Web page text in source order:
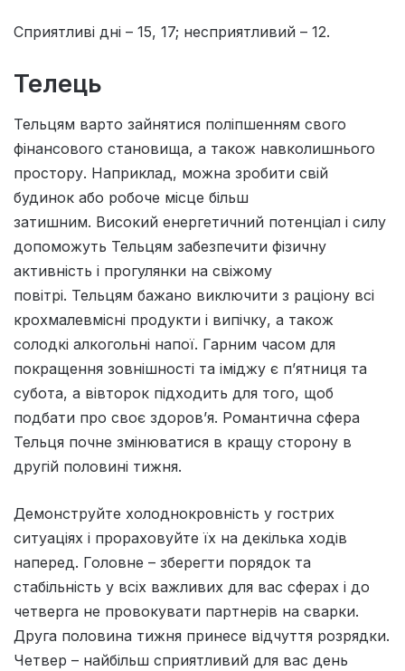
Сприятливi днi – 15, 17; несприятливий – 12.
Телець
Тельцям варто зайнятися поліпшенням свого
фінансового становища, а також навколишнього
простору. Наприклад, можна зробити свій
будинок або робоче місце більш
затишним. Високий енергетичний потенціал і силу
допоможуть Тельцям забезпечити фізичну
активність і прогулянки на свіжому
повітрі. Тельцям бажано виключити з раціону всі
крохмалевмісні продукти і випічку, а також
солодкі алкогольні напої. Гарним часом для
покращення зовнішності та іміджу є п’ятниця та
субота, а вівторок підходить для того, щоб
подбати про своє здоров’я. Романтична сфера
Тельця почне змінюватися в кращу сторону в
другій половині тижня.
Демонструйте холоднокровнiсть у гострих
ситуацiях i прораховуйте їх на декiлька ходiв
наперед. Головне – зберегти порядок та
стабiльнiсть у всiх важливих для вас сферах i до
четверга не провокувати партнерiв на сварки.
Друга половина тижня принесе вiдчуття розрядки.
Четвер – найбiльш сприятливий для вас день